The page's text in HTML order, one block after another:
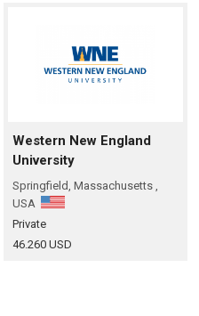
Western New England
University
Springfield, Massachusetts ,
USA
Private
46.260 USD